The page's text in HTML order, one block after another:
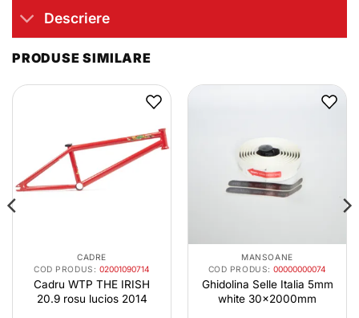
Descriere
PRODUSE SIMILARE
CADRE
COD PRODUS: 02001090714
Cadru WTP THE IRISH
20.9 rosu lucios 2014
MANSOANE
COD PRODUS:00000000074
Ghidolina Selle Italia 5mm
white 30x2000mm